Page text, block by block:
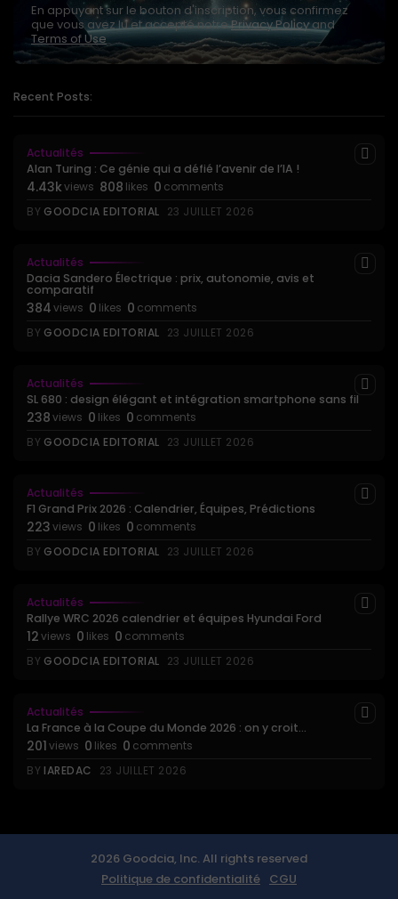
En appuyant sur le bouton d'inscription, vous confirmez
que vous avez lu et accepté notrePrivacy Policyand
Terms of Use
Recent Posts:
Actualités
Alan Turing : Ce génie qui a défié l’avenir de l’IA !
4.43kviews 808 likes 0 comments
BY GOODCIA EDITORIAL 23 JUILLET 2026
Actualités
Dacia Sandero Électrique : prix, autonomie, avis et
comparatif
384views 0 likes 0 comments
BY GOODCIA EDITORIAL 23 JUILLET 2026
Actualités
SL 680 : design élégant et intégration smartphone sans fil
238views 0 likes 0 comments
BY GOODCIA EDITORIAL 23 JUILLET 2026
Actualités
F1 Grand Prix 2026 : Calendrier, Équipes, Prédictions
223views 0 likes 0 comments
BY GOODCIA EDITORIAL 23 JUILLET 2026
Actualités
Rallye WRC 2026 calendrier et équipes Hyundai Ford
12views 0 likes 0 comments
BY GOODCIA EDITORIAL 23 JUILLET 2026
Actualités
La France à la Coupe du Monde 2026 : on y croit...
201views 0 likes 0 comments
BY IAREDAC 23 JUILLET 2026
2026 Goodcia, Inc. All rights reserved
Politique de confidentialité CGU